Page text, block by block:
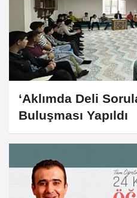
‘Aklımda Deli
Buluşması Yapıldı